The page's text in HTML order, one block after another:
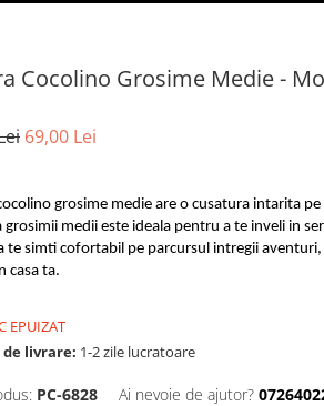
Cocolino Grosime Medie -
69,00 Lei
grosime medie are o cusatura intarita pe
grosimii medii este ideala pentru a te inveli in
te simti cofortabil pe parcursul intregii
casa ta.
EPUIZAT
livrare: 1-2 zile lucratoare
PC-6828 Ai nevoie de ajutor?